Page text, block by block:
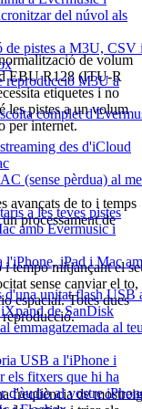
del núvol als
de pistes a M3U, CSV
reproducció M3U a
complet
des d'iCloud
(sense pèrdua) al
a les teves pistes
amb Evermusic i
l'iPhone, iPad i Mac
d'una unitat flash USB
de SanDisk
emmagatzemada al
USB a l'iPhone i
els fitxers que hi ha
d'àudio al vostre
de volum
EBU R128 (ITU-R
etiquetes i no
les pistes a un volum
per internet.
avançats de to i temps
processament de
tempo mitjançant el
sense canviar el to,
espacial. Totes dues
reproducció.
freqüència de mostreig